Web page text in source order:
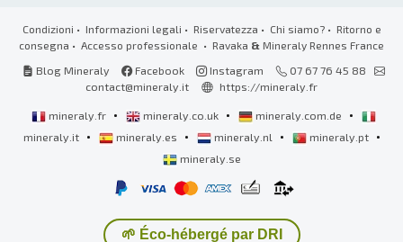
Condizioni • Informazioni legali • Riservatezza • Chi siamo?• Ritorno e
consegna • Accesso professionale • Ravaka & Mineraly Rennes France
Blog Mineraly
Facebook Instagram
07 67 76 45 88
contact@mineraly.it
https://mineraly.fr
mineraly.fr • mineraly.co.uk • mineraly.com.de •
mineraly.it • mineraly.es • mineraly.nl • mineraly.pt •
mineraly.se
🌱 Éco-hébergé par DRI